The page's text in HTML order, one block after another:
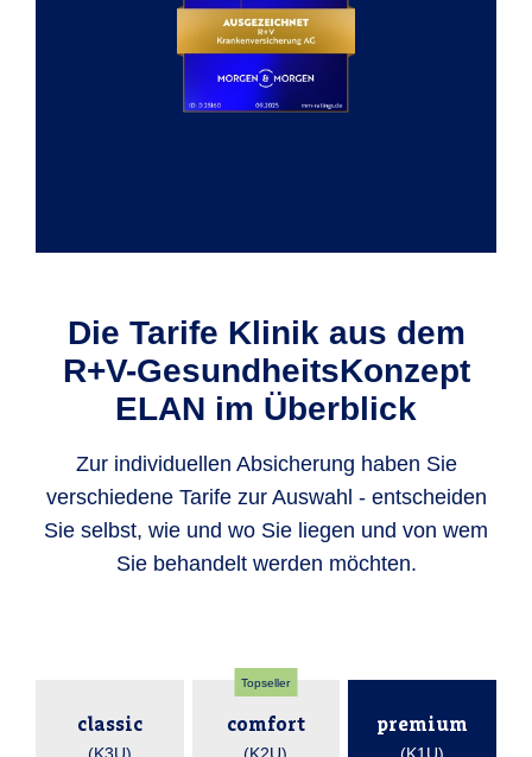
Die Tarife Klinik aus dem
R+V-GesundheitsKonzept
ELAN im Überblick
Zur individuellen Absicherung haben Sie
verschiedene Tarife zur Auswahl - entscheiden
Sie selbst, wie und wo Sie liegen und von wem
Sie behandelt werden möchten.
classic
Topseller
comfort premium